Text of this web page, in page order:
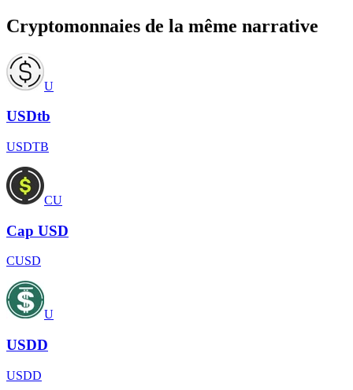
Cryptomonnaies de la même narrative
U
USDtb
USDTB
CU
Cap USD
CUSD
U
USDD
USDD